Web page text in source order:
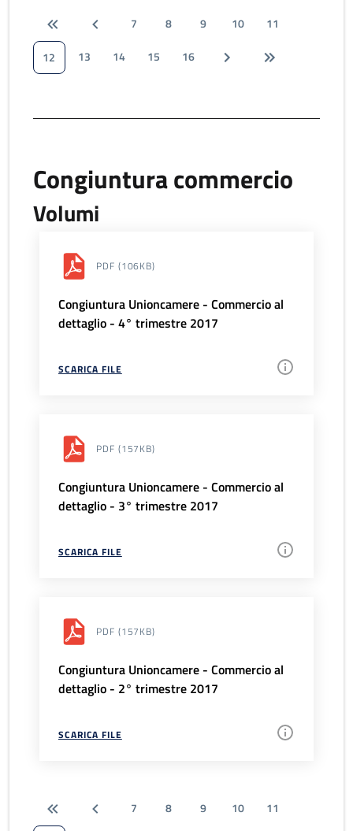
7 8 9 10
11
12
13 14 15 16
Congiuntura commercio
Volumi
PDF (106KB)
Congiuntura Unioncamere - Commercio al
dettaglio - 4° trimestre 2017
SCARICA FILE
PDF (157KB)
Congiuntura Unioncamere - Commercio al
dettaglio - 3° trimestre 2017
SCARICA FILE
PDF (157KB)
Congiuntura Unioncamere - Commercio al
dettaglio - 2° trimestre 2017
SCARICA FILE
7 8 9 10
11